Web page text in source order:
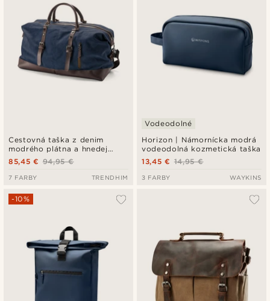
Cestovná taška z denim
modrého plátna a hnedej
kože
94,95 €
85,45 €
7 FARBY TRENDHIM
Horizon | Námornícka modrá
vodeodolná kozmetická taška
Vodeodolné
14,95 €
13,45 €
3 FARBY WAYKINS
-10%